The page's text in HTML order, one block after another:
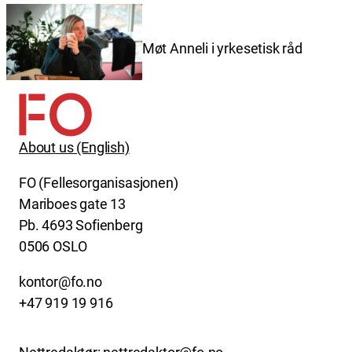
Møt Anneli i yrkesetisk råd
About us (English)
FO (Fellesorganisasjonen)
Mariboes gate 13
Pb. 4693 Sofienberg
0506 OSLO
kontor@fo.no
+47 919 19 916